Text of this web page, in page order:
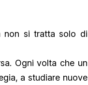
non si tratta solo di
Ogni volta che un
a studiare nuove